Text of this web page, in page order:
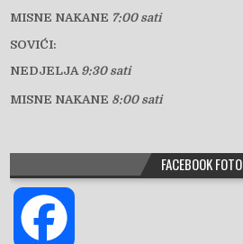
MISNE NAKANE 7:00 sati
SOVIĆI:
NEDJELJA 9:30 sati
MISNE NAKANE 8:00 sati
FACEBOOK FOTO